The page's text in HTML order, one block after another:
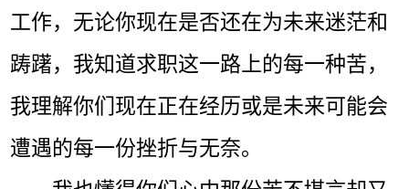
工作，无论你现在是否还在为未来迷茫和
踌躇，我知道求职这一路上的每一种苦，
我理解你们现在正在经历或是未来可能会
遭遇的每一份挫折与无奈。